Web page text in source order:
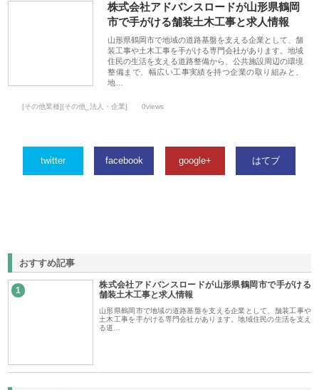
株式会社アドバンスロードが山形県鶴岡
市で手がける舗装土木工事と求人情報
山形県鶴岡市で地域の道路基盤を支える企業として、舗
装工事や土木工事を手がける専門会社があります。地域
住民の生活を支える道路整備から、公共施設周辺の環境
整備まで、幅広い工事実績を持つ企業の取り組みと、
地…
[その他業種][その他_法人・企業] 0views
twitter facebook google+ はてブ
おすすめ記事
1
株式会社アドバンスロードが山形県鶴岡市で手がける
舗装土木工事と求人情報
山形県鶴岡市で地域の道路基盤を支える企業として、舗装工事や
土木工事を手がける専門会社があります。地域住民の生活を支え
る道…